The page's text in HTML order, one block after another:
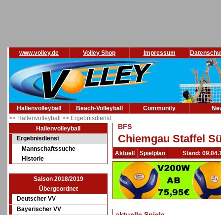
www.volley.de Volley Shop Impressum
Hallenvolleyball Beach-Volleyball Community
>> Hallenvolleyball >> Ergebnisdienst
Hallenvolleyball
Ergebnisdienst
Mannschaftssuche
Historie
Saison 2018/2019
Übergeordnet
Deutscher VV
Bayerischer VV
BFS
Chiemgau Staffel
Aktuell Spielplan Stand: